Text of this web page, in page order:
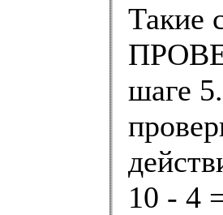
Такие
шаге
10 - 4